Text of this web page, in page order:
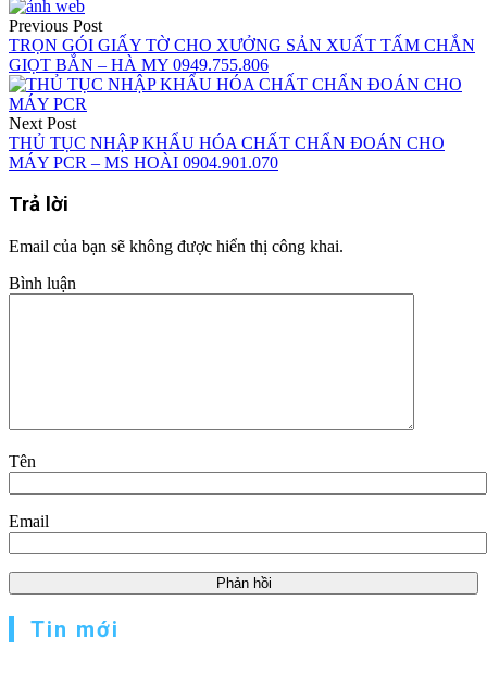
Previous Post
TRỌN GÓI GIẤY TỜ CHO XƯỞNG SẢN XUẤT TẤM CHẮN
GIỌT BẮN – HÀ MY 0949.755.806
Next Post
THỦ TỤC NHẬP KHẨU HÓA CHẤT CHẨN ĐOÁN CHO
MÁY PCR – MS HOÀI 0904.901.070
Trả lời
Email của bạn sẽ không được hiển thị công khai.
Bình luận
Tên
Email
Tin mới